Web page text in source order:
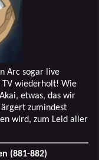
Arc sogar live
wiederholt! Wie
etwas, das wir
zumindest
wird, zum Leid aller
(881-882)